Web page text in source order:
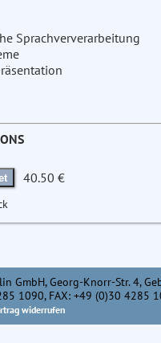
Sprachververarbeitung
40.50 €
GmbH, Georg-Knorr-Str. 4,
1090, FAX: +49 (0)30 4285
widerrufen